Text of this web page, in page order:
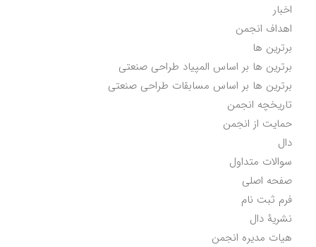
اخبار
اهداف انجمن
برترین ها
برترین ها بر اساس المپیاد طراحی صنعتی
برترین ها بر اساس مسابقات طراحی صنعتی
تاریخچه انجمن
حمایت از انجمن
دال
سوالات متداول
صفحه اصلی
فرم ثبت نام
نشریۀ دال
هیات مدیره انجمن